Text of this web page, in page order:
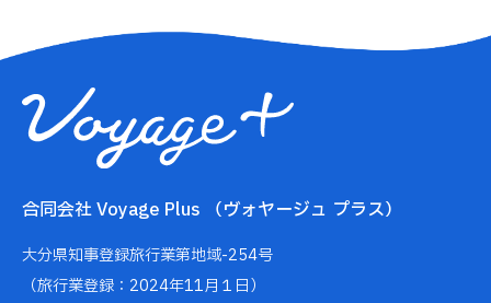
合同会社 Voyage Plus （ヴォヤージュ プラス）
大分県知事登録旅行業第地域-254号
（旅行業登録：2024年11月１日）